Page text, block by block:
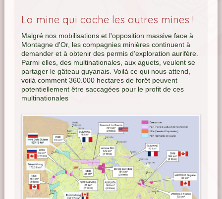
La mine qui cache les autres mines !
Malgré nos mobilisations et l'opposition massive face à
Montagne d'Or, les compagnies minières continuent à
demander et à obtenir des permis d’exploration aurifère.
Parmi elles, des multinationales, aux aguets, veulent se
partager le gâteau guyanais. Voilà ce qui nous attend,
voilà comment 360.000 hectares de forêt peuvent
potentiellement être saccagées pour le profit de ces
multinationales